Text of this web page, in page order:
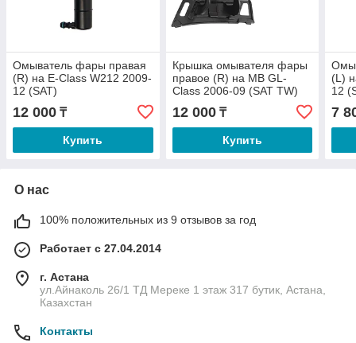
Омыватель фары правая
(R) на E-Class W212 2009-
12 (SAT)
12 000 ₸
Купить
Крышка омывателя фары
правое (R) на MB GL-
Class 2006-09 (SAT TW)
12 000₸
Купить
(L)
12
7
О нас
100% положительных из 9 отзывов за год
Работает с 27.04.2014
г. Астана
ул.Айнаколь 26/1 ТД Мереке 1 этаж 317 бутик, Астана,
Казахстан
Контакты